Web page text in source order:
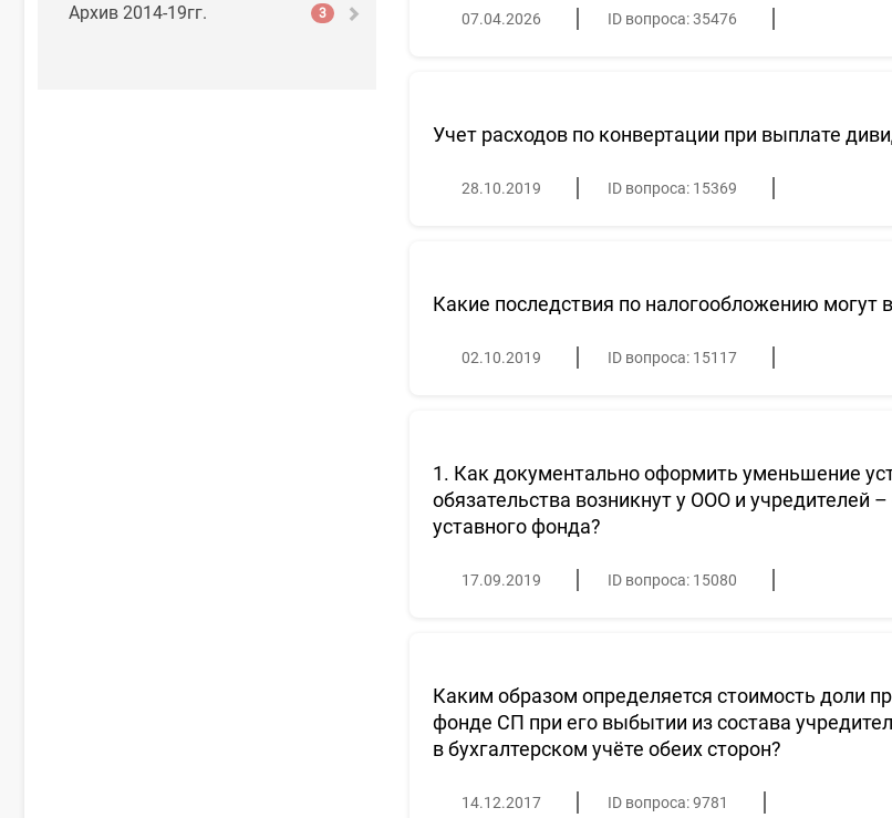
Архив 2014-19гг. 3 07.04.2026 ID вопроса: 35476
Учет расходов по конвертации при выплате
28.10.2019 ID вопроса: 15369
Какие последствия по налогообложению могут
02.10.2019 ID вопроса: 15117
1. Как документально оформить уменьшение
обязательства возникнут у ООО и учредителей
уставного фонда?
17.09.2019 ID вопроса: 15080
Каким образом определяется стоимость доли
фонде СП при его выбытии из состава
в бухгалтерском учёте обеих сторон?
14.12.2017 ID вопроса: 9781